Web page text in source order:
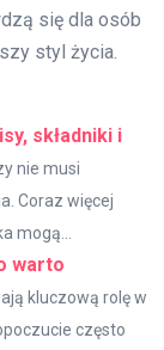
się dla osób
styl życia.
składniki i
nie musi
Coraz więcej
mogą...
warto
kluczową rolę w
często